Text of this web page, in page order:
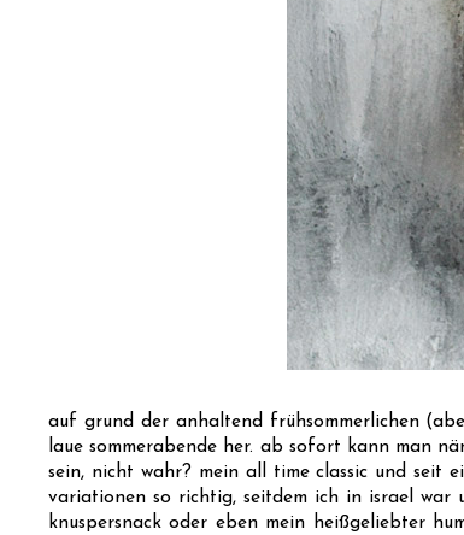
auf grund der anhaltend frühsommerlichen
laue sommerabende her. ab sofort kann man
sein, nicht wahr? mein all time classic und seit
variationen so richtig, seitdem ich in israel war
knuspersnack oder eben mein heißgeliebter